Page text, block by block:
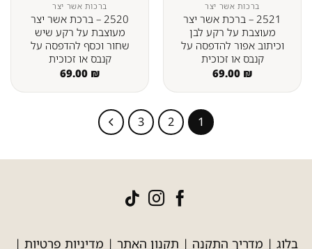
ברכות אשר יצר
2521 – ברכת אשר יצר
מעוצבת על רקע לבן
וכיתוב אפור להדפסה על
קנבס או זכוכית
69.00 ₪
ברכות אשר יצר
2520 – ברכת אשר יצר
מעוצבת על רקע שיש
שחור וכסף להדפסה על
קנבס או זכוכית
69.00 ₪
1
2
3
בלוג | מדריך התקנה | תקנון האתר | מדיניות פרטיות |